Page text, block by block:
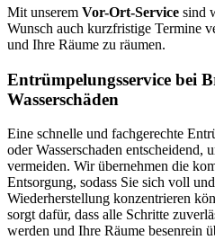
Mit unserem Vor-Ort-Service sind
Wunsch auch kurzfristige Termine
und Ihre Räume zu räumen.
Entrümpelungsservice bei
Wasserschäden
Eine schnelle und fachgerechte
oder Wasserschaden entscheidend,
vermeiden. Wir übernehmen die
Entsorgung, sodass Sie sich voll
Wiederherstellung konzentrieren
sorgt dafür, dass alle Schritte
werden und Ihre Räume besenrein